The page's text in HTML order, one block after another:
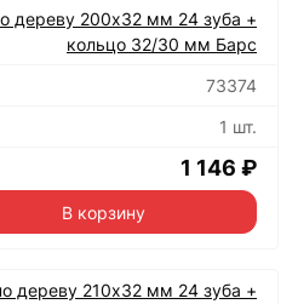
дереву 200х32 мм 24 зуба +
кольцо 32/30 мм Барс
73374
1 шт.
1 146 ₽
В корзину
дереву 210х32 мм 24 зуба +